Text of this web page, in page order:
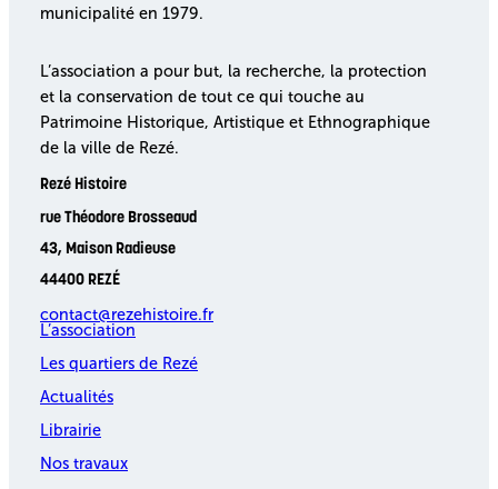
municipalité en 1979.
L’association a pour but, la recherche, la protection
et la conservation de tout ce qui touche au
Patrimoine Historique, Artistique et Ethnographique
de la ville de Rezé.
Rezé Histoire
rue Théodore Brosseaud
43, Maison Radieuse
44400 REZÉ
contact@rezehistoire.fr
L’association
Les quartiers de Rezé
Actualités
Librairie
Nos travaux